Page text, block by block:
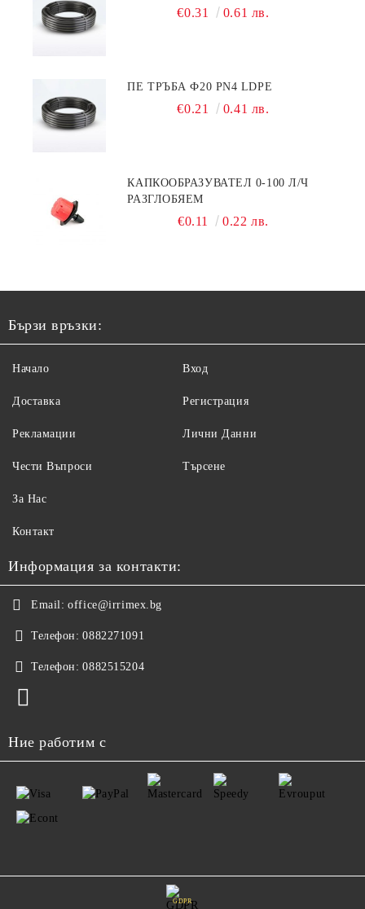
€0.31 0.61 лв.
ПЕ ТРЪБА Ф20 PN4 LDPE
€0.21 0.41 лв.
КАПКООБРАЗУВАТЕЛ 0-100 Л/Ч
РАЗГЛОБЯЕМ
€0.11 0.22 лв.
Бързи връзки:
Начало
Доставка
Рекламации
Чести Въпроси
Вход
Регистрация
Лични Данни
Търсене
За Нас
Контакт
Информация за контакти:
Email: office@irrimex.bg
Телефон: 0882271091
Телефон: 0882515204
Ние работим с
GDPR